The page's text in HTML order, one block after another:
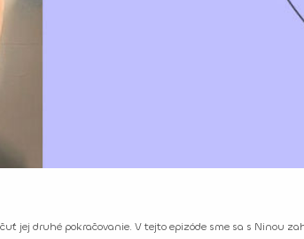
jej druhé pokračovanie. V tejto epizóde sme sa s Ninou